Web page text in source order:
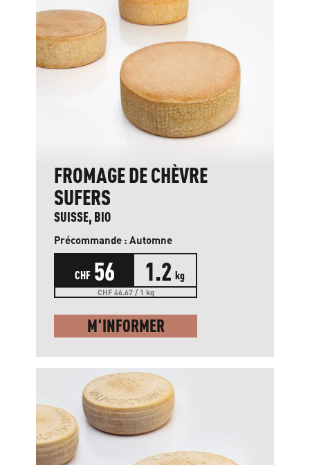
FROMAGE DE CHÈVRE
SUFERS
SUISSE, BIO
Précommande : Automne
CHF 56 1.2 kg
CHF 46.67 / 1 kg
M'INFORMER